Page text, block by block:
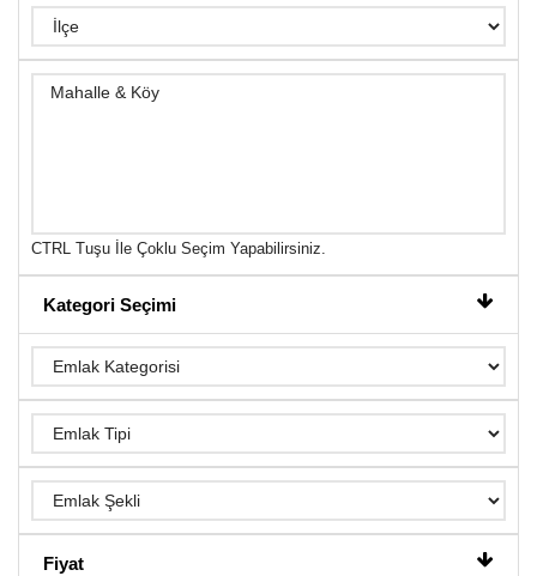
CTRL Tuşu İle Çoklu Seçim Yapabilirsiniz.
Kategori Seçimi
Fiyat